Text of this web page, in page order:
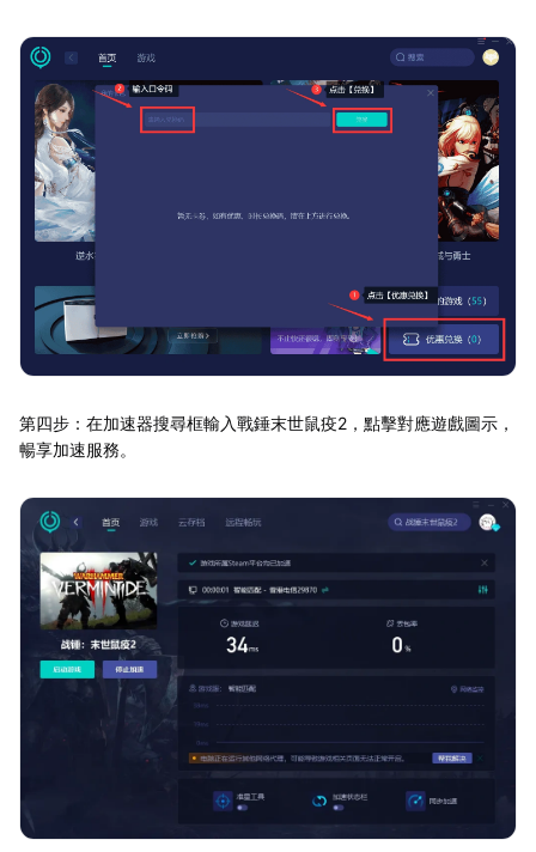
第四步：在加速器搜尋框輸入戰錘末世鼠疫2，點擊對應遊戲圖示，
暢享加速服務。